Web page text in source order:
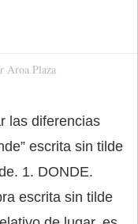
Aroa Plaza
las diferencias
escrita sin tilde
1. DONDE.
escrita sin tilde